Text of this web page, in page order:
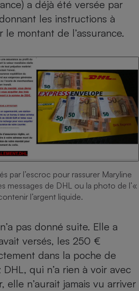
a déjà été versée par
les instructions à
montant de l’assurance.
par l’escroc pour rassurer Maryline
messages de DHL ou la photo de l’«
l’argent liquide.
pas donné suite. Elle a
versés, les 250 €
dans la poche de
qui n’a rien à voir avec
elle n’aurait jamais vu arriver
Climatiseur -
Ventilateur
Cafetière à expressos
Robot ménager
Climatiseur -
Ventilateur